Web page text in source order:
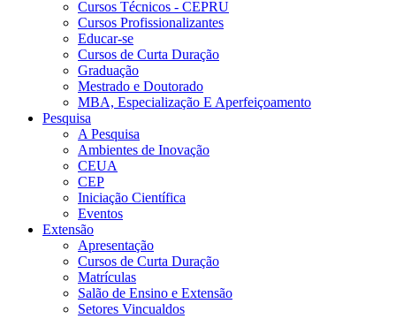
Cursos Técnicos - CEPRU
Cursos Profissionalizantes
Educar-se
Cursos de Curta Duração
Graduação
Mestrado e Doutorado
MBA, Especialização E Aperfeiçoamento
Pesquisa
A Pesquisa
Ambientes de Inovação
CEUA
CEP
Iniciação Científica
Eventos
Extensão
Apresentação
Cursos de Curta Duração
Matrículas
Salão de Ensino e Extensão
Setores Vincualdos